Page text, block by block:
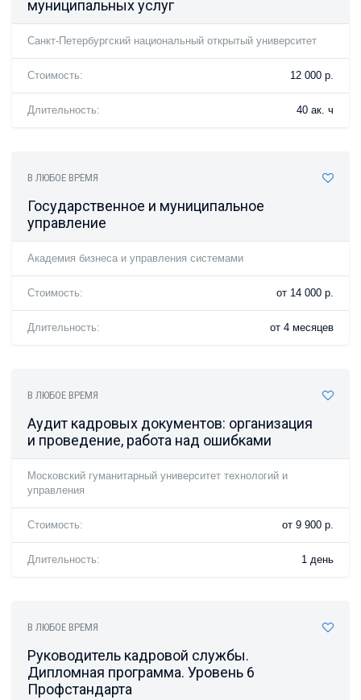
муниципальных услуг
Санкт-Петербургский национальный открытый университет
Стоимость: 12 000 р.
Длительность: 40 ак. ч
В ЛЮБОЕ ВРЕМЯ
Государственное и муниципальное
управление
Академия бизнеса и управления системами
Стоимость: от 14 000 р.
Длительность: от 4 месяцев
В ЛЮБОЕ ВРЕМЯ
Аудит кадровых документов: организация
и проведение, работа над ошибками
Московский гуманитарный университет технологий и
управления
Стоимость: от 9 900 р.
Длительность: 1 день
В ЛЮБОЕ ВРЕМЯ
Руководитель кадровой службы.
Дипломная программа. Уровень 6
Профстандарта